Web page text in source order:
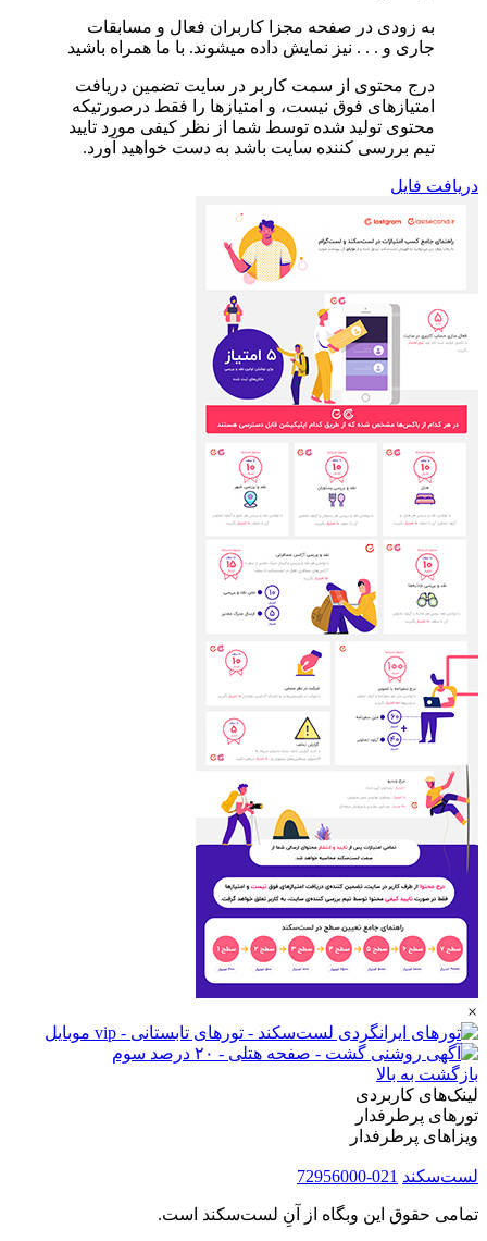
به زودی در صفحه مجزا کاربران فعال و مسابقات
جاری و . . . نیز نمایش داده میشوند. با ما همراه باشید
درج محتوی از سمت کاربر در سایت تضمین دریافت
امتیازهای فوق نیست، و امتیازها را فقط درصورتیکه
محتوی تولید شده توسط شما از نظر کیفی مورد تایید
تیم بررسی کننده سایت باشد به دست خواهید آورد.
دریافت فایل
×
بازگشت به بالا
لینک‌های کاربردی
تورهای پرطرفدار
ویزاهای پرطرفدار
لست‌سکند 021-72956000
تمامی حقوق این وبگاه از آنِ لست‌سکند است.